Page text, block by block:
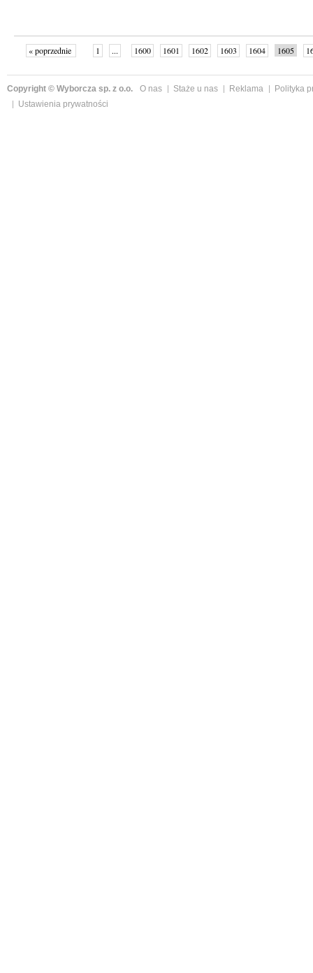
« poprzednie 1 ... 1600 1601 1602 1603 1604 1605
Copyright © Wyborcza sp. z o.o. O nas Staże u nas Reklama
Polityka
Ustawienia prywatności